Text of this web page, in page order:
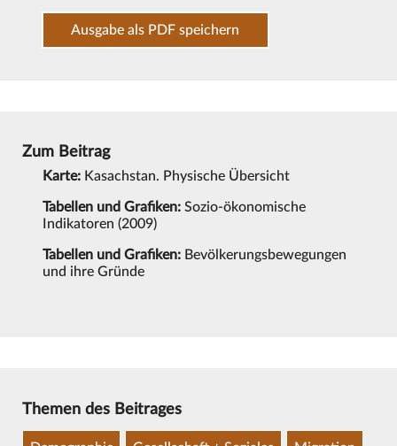
Ausgabe als PDF speichern
Zum Beitrag
Karte: Kasachstan. Physische Übersicht
Tabellen und Grafiken: Sozio-ökonomische
Indikatoren (2009)
Tabellen und Grafiken: Bevölkerungsbewegungen
und ihre Gründe
Themen des Beitrages